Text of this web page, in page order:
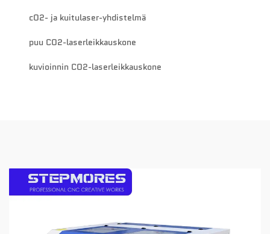
cO2- ja kuitulaser-yhdistelmä
puu CO2-laserleikkauskone
kuvioinnin CO2-laserleikkauskone